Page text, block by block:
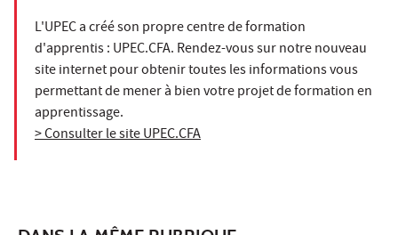
L'UPEC a créé son propre centre de formation
d'apprentis : UPEC.CFA. Rendez-vous sur notre nouveau
site internet pour obtenir toutes les informations vous
permettant de mener à bien votre projet de formation en
apprentissage.
> Consulter le site UPEC.CFA